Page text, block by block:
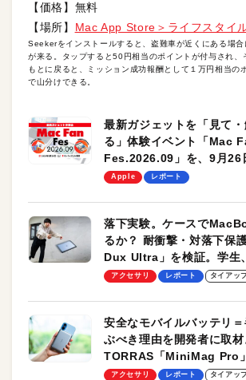
【価格】無料
【場所】 Mac App Store＞ライフスタイ
Seekerをインストールすると、盗難車が近くにある場合
が来る。タップすると50円相当のポイントが付与され、
もとに戻ると、ミッション成功報酬として１万円相当の
で山分けできる。
最新ガジェットを「見て
る」体験イベント「Mac
Fes.2026.09」を、9月26
します！
Apple レポート
落下実験。ケースで
るか？ 耐衝撃・対落下保
Dux Ultra」を検証。学生
のモバイルユースに最適！
アクセサリ レポート タイアッ
安全なモバイルバッテリ
ぶべき理由を開発者に取材
TORRAS「MiniMag Pro
ーも
アクセサリ レポート タイアッ